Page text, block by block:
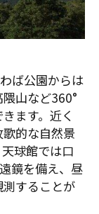
ば公園からは
山など360°
ます。近く
的な自然景
球館では口
鏡を備え、昼
することが